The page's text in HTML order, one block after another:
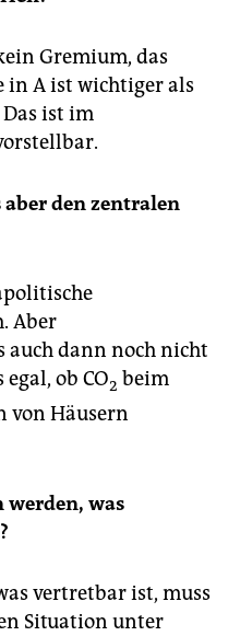
Gremium, das
in A ist wichtiger als
ist im
den zentralen
Aber
auch dann noch nicht
ob CO2 beim
von Häusern
werden, was
vertretbar ist, muss
Situation unter